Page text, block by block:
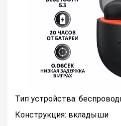
Тип устройства:
Конструкция: вкладыши